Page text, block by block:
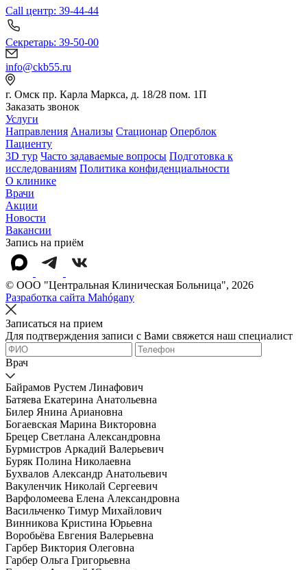
Call центр: 39-44-44
Секретарь: 39-50-00
info@ckb55.ru
г. Омск пр. Карла Маркса, д. 18/28 пом. 1П
Заказать звонок
Услуги
Направления Анализы Стационар Оперблок
Пациенту
3D тур Часто задаваемые вопросы Подготовка к
исследованиям Политика конфиденциальности
О клинике
Врачи
Акции
Новости
Вакансии
Запись на приём
© OOO "Центральная Клиническая Больница", 2026
Разработка сайта Mahógany
Записаться на прием
Для подтверждения записи с Вами свяжется наш специалист
Врач
Байрамов Рустем Линафович
Батяева Екатерина Анатольевна
Билер Янина Ариановна
Богаевская Марина Викторовна
Брецер Светлана Александровна
Бурмистров Аркадий Валерьевич
Буряк Полина Николаевна
Бухвалов Александр Анатольевич
Вакуленчик Николай Сергеевич
Варфоломеева Елена Александровна
Васильченко Тимур Михайлович
Винникова Кристина Юрьевна
Воробьёва Евгения Валерьевна
Гарбер Виктория Олеговна
Гарбер Ольга Григорьевна